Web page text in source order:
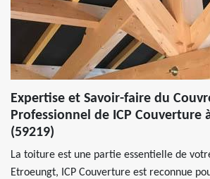
Expertise et Savoir-faire du
Professionnel de ICP Couverture
(59219)
La toiture est une partie essentielle de
Etroeungt, ICP Couverture est reconnue